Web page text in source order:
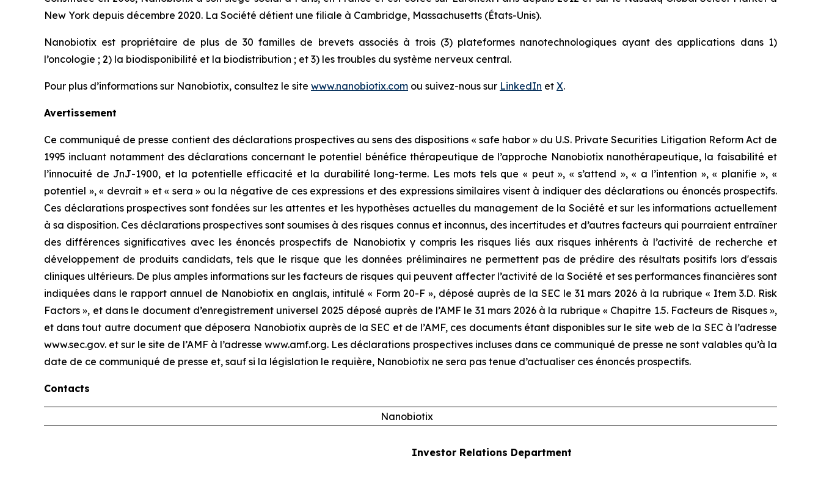
New York depuis décembre 2020. La Société détient une filiale à Cambridge, Massachusetts (États-Unis).
Nanobiotix est propriétaire de plus de 30 familles de brevets associés à trois (3) plateformes nanotechnologiques ayant des applications dans 1)
l’oncologie ; 2) la biodisponibilité et la biodistribution ; et 3) les troubles du système nerveux central.
Pour plus d’informations sur Nanobiotix, consultez le site www.nanobiotix.com ou suivez-nous sur LinkedIn et X.
Avertissement
Ce communiqué de presse contient des déclarations prospectives au sens des dispositions « safe habor » du U.S. Private Securities Litigation Reform Act de
1995 incluant notamment des déclarations concernant le potentiel bénéfice thérapeutique de l’approche Nanobiotix nanothérapeutique, la faisabilité et
l’innocuité de JnJ-1900, et la potentielle efficacité et la durabilité long-terme. Les mots tels que « peut », « s’attend », « a l’intention », « planifie », «
potentiel », « devrait » et « sera » ou la négative de ces expressions et des expressions similaires visent à indiquer des déclarations ou énoncés prospectifs.
Ces déclarations prospectives sont fondées sur les attentes et les hypothèses actuelles du management de la Société et sur les informations actuellement
à sa disposition. Ces déclarations prospectives sont soumises à des risques connus et inconnus, des incertitudes et d’autres facteurs qui pourraient entraîner
des différences significatives avec les énoncés prospectifs de Nanobiotix y compris les risques liés aux risques inhérents à l’activité de recherche et
développement de produits candidats, tels que le risque que les données préliminaires ne permettent pas de prédire des résultats positifs lors d'essais
cliniques ultérieurs. De plus amples informations sur les facteurs de risques qui peuvent affecter l’activité de la Société et ses performances financières sont
indiquées dans le rapport annuel de Nanobiotix en anglais, intitulé « Form 20-F », déposé auprès de la SEC le 31 mars 2026 à la rubrique « Item 3.D. Risk
Factors », et dans le document d’enregistrement universel 2025 déposé auprès de l’AMF le 31 mars 2026 à la rubrique « Chapitre 1.5. Facteurs de Risques »,
et dans tout autre document que déposera Nanobiotix auprès de la SEC et de l’AMF, ces documents étant disponibles sur le site web de la SEC à l’adresse
www.sec.gov. et sur le site de l’AMF à l’adresse www.amf.org. Les déclarations prospectives incluses dans ce communiqué de presse ne sont valables qu’à la
date de ce communiqué de presse et, sauf si la législation le requière, Nanobiotix ne sera pas tenue d’actualiser ces énoncés prospectifs.
Contacts
Nanobiotix
Investor Relations Department